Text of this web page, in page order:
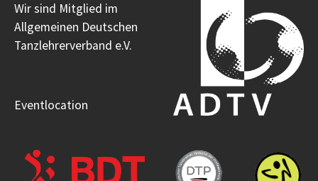
Wir sind Mitglied im
Allgemeinen Deutschen
Tanzlehrerverband e.V.
Eventlocation